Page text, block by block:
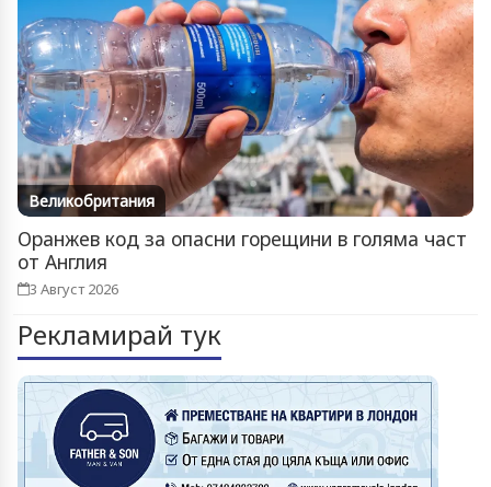
Великобритания
Оранжев код за опасни горещини в голяма част
от Англия
3 Август 2026
Рекламирай тук